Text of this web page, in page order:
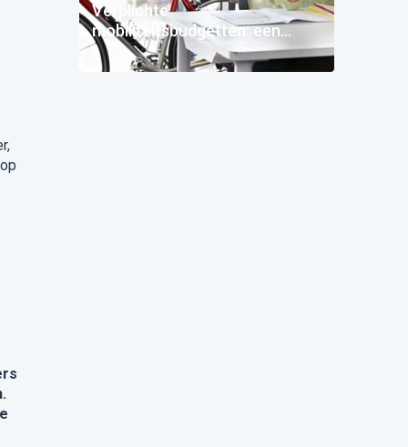
Verplichte
mobiliteitsbudgetten: een
tweezijdige hervorming die het
autobeleid van bedrijven zal